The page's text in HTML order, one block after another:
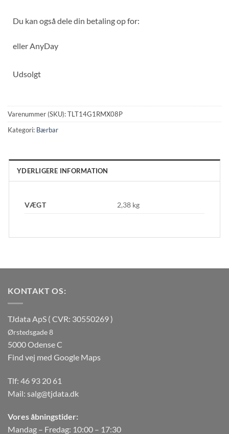
Du kan også dele din betaling op for:
eller AnyDay
Udsolgt
Varenummer (SKU):TLT14G1RMX08P
Kategori: Bærbar
YDERLIGERE INFORMATION
VÆGT 2,38 kg
KONTAKT OS:
TJdata ApS ( CVR: 30550269 )
Ørstedsgade 8
5000 Odense C
Find vej med Google Maps
Tlf: 46 93 20 61
Mail: salg@tjdata.dk
Vores åbningstider:
Mandag – Fredag: 10:00 – 17:30